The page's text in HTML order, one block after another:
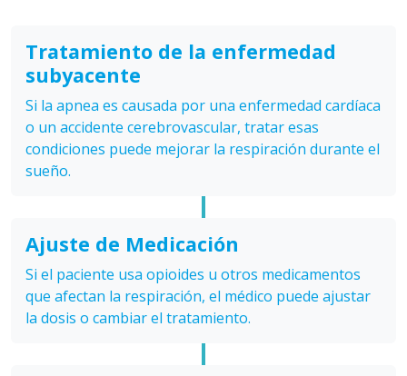
Tratamiento de la enfermedad
subyacente
Si la apnea es causada por una enfermedad cardíaca
o un accidente cerebrovascular, tratar esas
condiciones puede mejorar la respiración durante el
sueño.
Ajuste de Medicación
Si el paciente usa opioides u otros medicamentos
que afectan la respiración, el médico puede ajustar
la dosis o cambiar el tratamiento.